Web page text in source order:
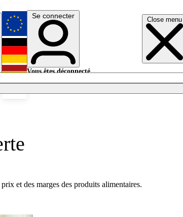
Close menu
English
Deutsch
Se connecter
Vous êtes déconnecté.
et des marges des produits alimentaires.